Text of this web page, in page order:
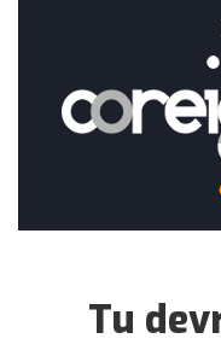
Tu